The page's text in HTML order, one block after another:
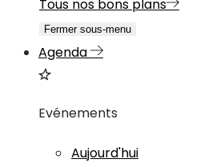
Tous nos bons plans
Fermer sous-menu
Agenda
Evénements
Aujourd'hui